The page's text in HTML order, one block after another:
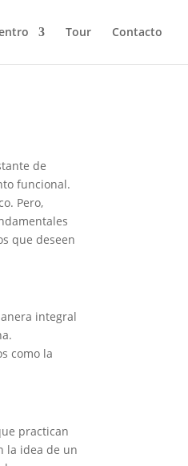
Tour Contacto
de
funcional.
Pero,
que deseen
integral
como la
practican
la idea de un